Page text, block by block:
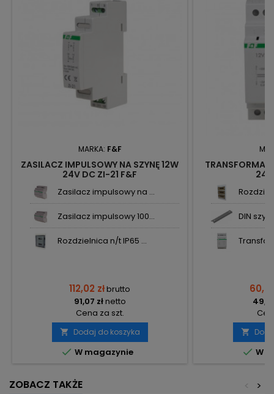
MARKA: F&F
ZASILACZ IMPULSOWY NA SZYNĘ 12W
24V DC ZI-21 F&F
Zasilacz impulsowy na ...
Zasilacz impulsowy 100...
Rozdzielnica n/t IP65 ...
112,02 złbrutto
91,07 złnetto
Cena za szt.
 Dodaj do koszyka
 W magazynie
DIN

 W
ZOBACZ TAKŻE >
<